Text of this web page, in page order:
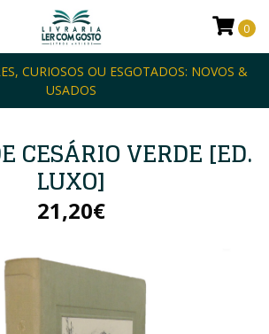
CURIOSOS OU ESGOTADOS: NOVOS &
USADOS
0
CESÁRIO VERDE [ED.
LUXO]
21,20€